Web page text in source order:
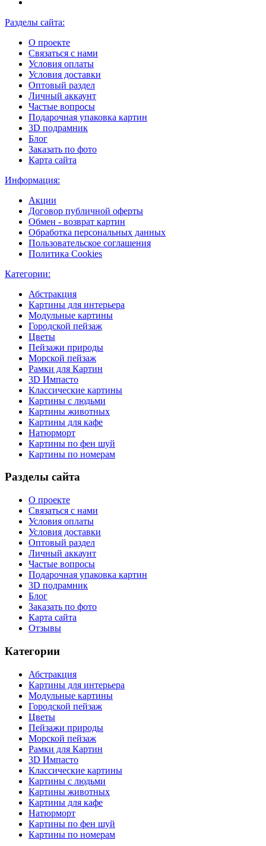
Разделы сайта:
О проекте
Связаться с нами
Условия оплаты
Условия доставки
Оптовый раздел
Личный аккаунт
Частые вопросы
Подарочная упаковка картин
3D подрамник
Блог
Заказать по фото
Карта сайта
Информация:
Акции
Договор публичной оферты
Обмен - возврат картин
Обработка персональных данных
Пользовательское соглашения
Политика Cookies
Категории:
Абстракция
Картины для интерьера
Модульные картины
Городской пейзаж
Цветы
Пейзажи природы
Морской пейзаж
Рамки для Картин
3D Импасто
Классические картины
Картины с людьми
Картины животных
Картины для кафе
Натюрморт
Картины по фен шуй
Картины по номерам
Разделы сайта
О проекте
Связаться с нами
Условия оплаты
Условия доставки
Оптовый раздел
Личный аккаунт
Частые вопросы
Подарочная упаковка картин
3D подрамник
Блог
Заказать по фото
Карта сайта
Отзывы
Категории
Абстракция
Картины для интерьера
Модульные картины
Городской пейзаж
Цветы
Пейзажи природы
Морской пейзаж
Рамки для Картин
3D Импасто
Классические картины
Картины с людьми
Картины животных
Картины для кафе
Натюрморт
Картины по фен шуй
Картины по номерам